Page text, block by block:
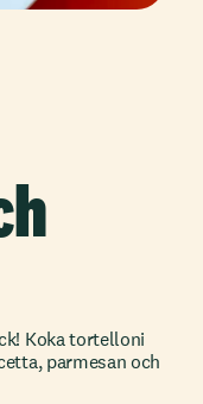
Koka tortelloni
parmesan och